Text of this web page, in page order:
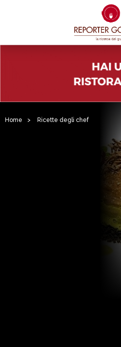
Home > Ricette degli chef